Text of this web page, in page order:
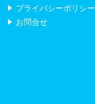
プライバシーポリシー
お問合せ